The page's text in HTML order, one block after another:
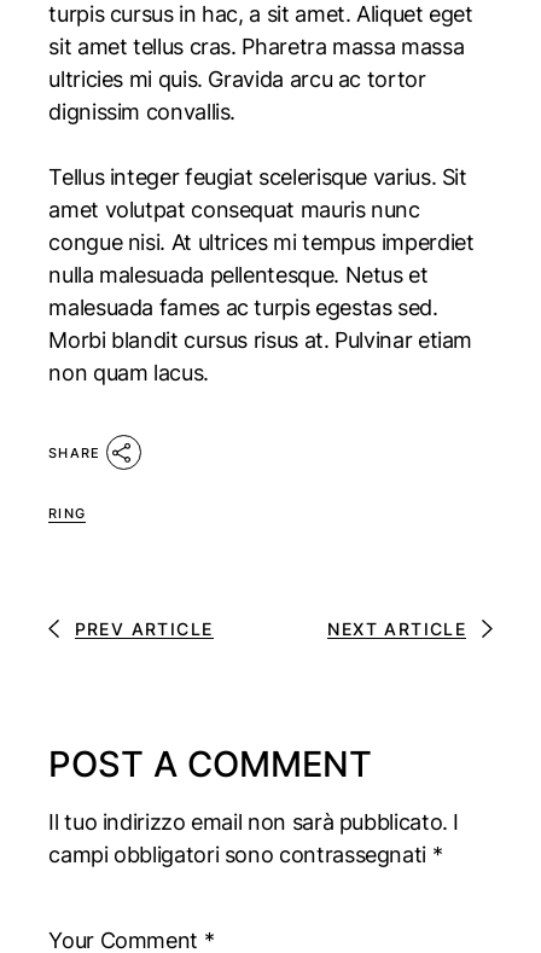
turpis cursus in hac, a sit amet. Aliquet eget
sit amet tellus cras. Pharetra massa massa
ultricies mi quis. Gravida arcu ac tortor
dignissim convallis.
Tellus integer feugiat scelerisque varius. Sit
amet volutpat consequat mauris nunc
congue nisi. At ultrices mi tempus imperdiet
nulla malesuada pellentesque. Netus et
malesuada fames ac turpis egestas sed.
Morbi blandit cursus risus at. Pulvinar etiam
non quam lacus.
SHARE
RING
PREV ARTICLE NEXT ARTICLE
POST A COMMENT
Il tuo indirizzo email non sarà pubblicato. I
campi obbligatori sono contrassegnati *